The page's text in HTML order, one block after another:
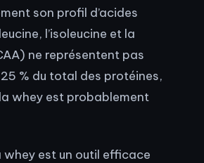
son profil d’acides
l’isoleucine et la
ne représentent pas
% du total des protéines,
whey est probablement
whey est un outil efficace